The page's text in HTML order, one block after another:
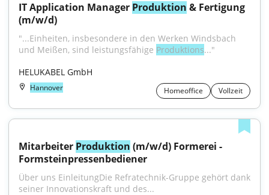
IT Application Manager Produktion & Fertigung
(m/w/d)
"...Einheiten, insbesondere in den Werken Windsbach
und Meißen, sind leistungsfähige Produktions..."
HELUKABEL GmbH
Hannover Homeoffice Vollzeit
Mitarbeiter Produktion (m/w/d) Formerei -
Formsteinpressenbediener
Über uns EinleitungDie Refratechnik-Gruppe gehört dank
seiner Innovationskraft und des...